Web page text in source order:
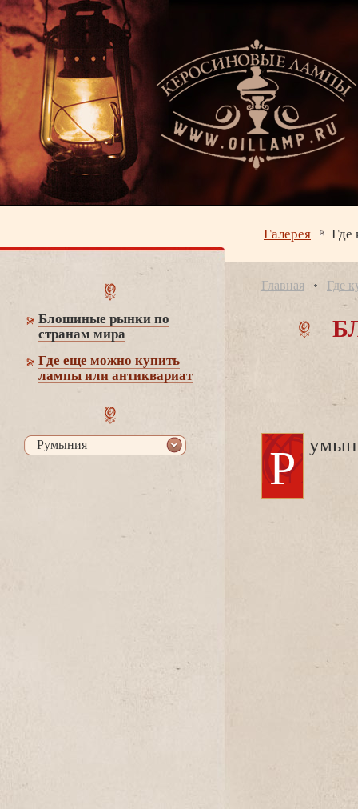
Галерея Где
Блошиные рынки по
странам мира
Где еще можно купить
лампы или антиквариат
Румыния
Главная Где